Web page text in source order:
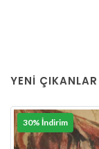
YENI ÇIKANLAR
30% İndirim